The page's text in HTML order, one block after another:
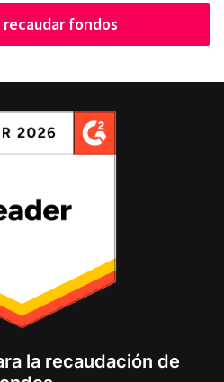
recaudar fondos
la recaudación de